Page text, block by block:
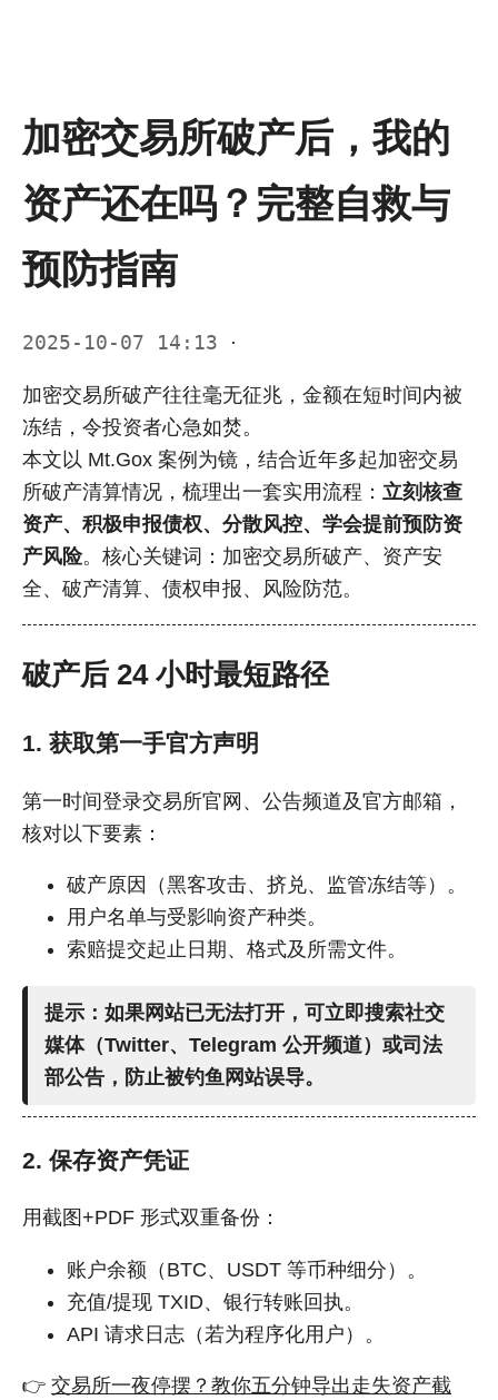
加密交易所破产后，我的
资产还在吗？完整自救与
预防指南
2025-10-07 14:13 ·
加密交易所破产往往毫无征兆，金额在短时间内被
冻结，令投资者心急如焚。
本文以 Mt.Gox 案例为镜，结合近年多起加密交易
所破产清算情况，梳理出一套实用流程： 立刻核查
资产、积极申报债权、分散风控、学会提前预防资
产风险。核心关键词：加密交易所破产、资产安
全、破产清算、债权申报、风险防范。
破产后 24 小时最短路径
1. 获取第一手官方声明
第一时间登录交易所官网、公告频道及官方邮箱，
核对以下要素：
破产原因（黑客攻击、挤兑、监管冻结等）。
用户名单与受影响资产种类。
索赔提交起止日期、格式及所需文件。
提示：如果网站已无法打开，可立即搜索社交
媒体（Twitter、Telegram 公开频道）或司法
部公告 ，防止被钓鱼网站误导。
2. 保存资产凭证
用截图+PDF 形式双重备份：
账户余额（BTC、USDT 等币种细分）。
充值/提现 TXID、银行转账回执。
API 请求日志（若为程序化用户）。
👉 交易所一夜停摆？教你五分钟导出走失资产截